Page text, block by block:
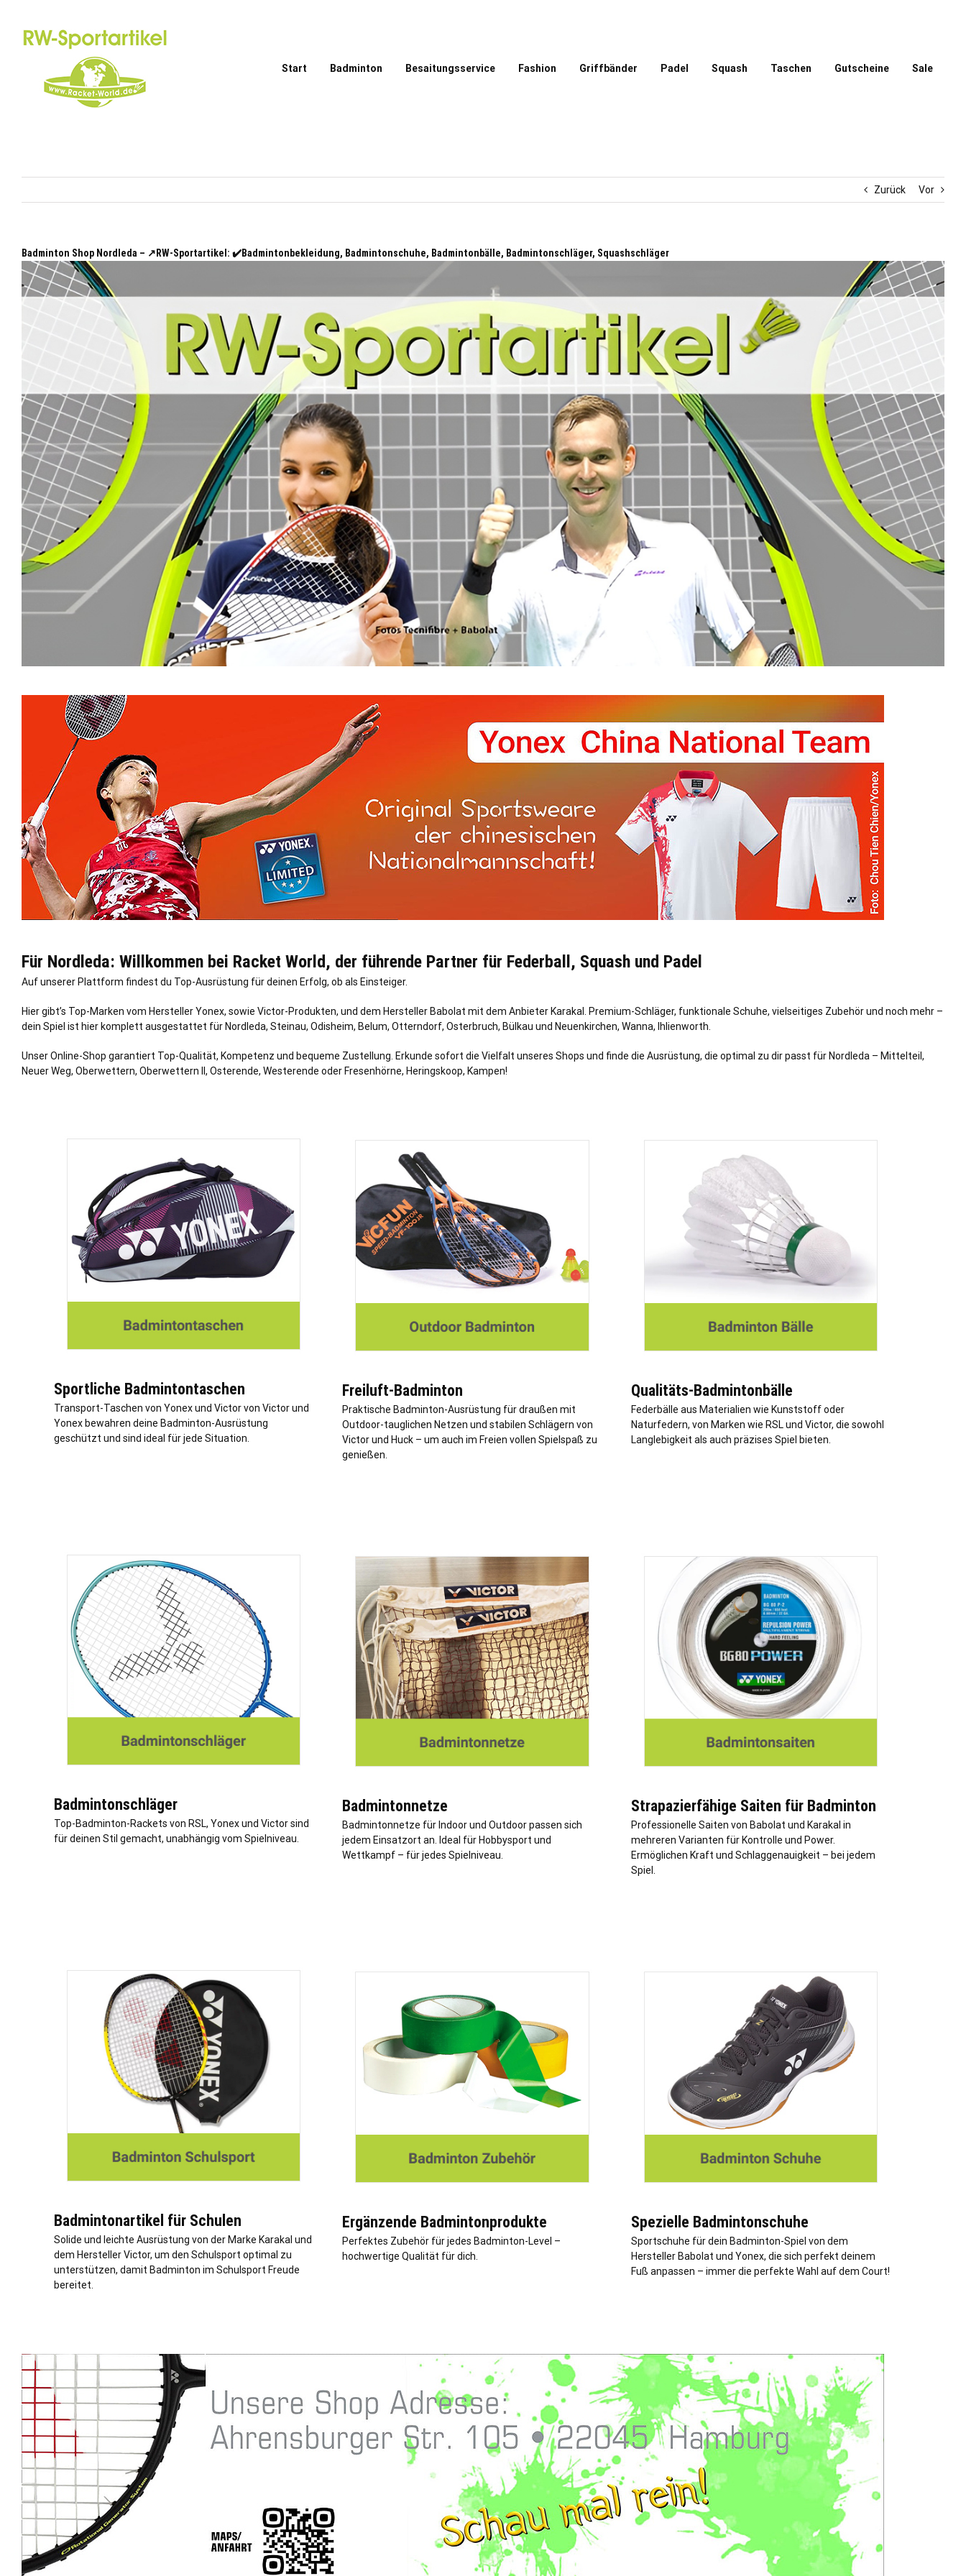
springen
Start Badminton Besaitungsservice Fashion Griffbänder Padel Squash Taschen Gutscheine Sale
Zurück Vor
Badminton Shop Nordleda – ↗️RW-Sportartikel: ✔️Badmintonbekleidung, Badmintonschuhe, Badmintonbälle, Badmintonschläger, Squashschläger
Für Nordleda: Willkommen bei Racket World, der führende Partner für Federball, Squash und Padel
Auf unserer Plattform findest du Top-Ausrüstung für deinen Erfolg, ob als Einsteiger.
Hier gibt’s Top-Marken vom Hersteller Yonex, sowie Victor-Produkten, und dem Hersteller Babolat mit dem Anbieter Karakal. Premium-Schläger, funktionale Schuhe, vielseitiges Zubehör und noch mehr –
dein Spiel ist hier komplett ausgestattet für Nordleda, Steinau, Odisheim, Belum, Otterndorf, Osterbruch, Bülkau und Neuenkirchen, Wanna, Ihlienworth
Unser Online-Shop garantiert Top-Qualität, Kompetenz und bequeme Zustellung. Erkunde sofort die Vielfalt unseres Shops und finde die Ausrüstung, die optimal zu dir passt für Nordleda – Mittelteil,
Neuer Weg, Oberwettern, Oberwettern II, Osterende, Westerende oder Fresenhörne, Heringskoop, Kampen!
Sportliche Badmintontaschen
Transport-Taschen von Yonex und Victor von Victor und
Yonex bewahren deine Badminton-Ausrüstung
geschützt und sind ideal für jede Situation.
Freiluft-Badminton
Praktische Badminton-Ausrüstung für draußen mit
Outdoor-tauglichen Netzen und stabilen Schlägern von
Victor und Huck – um auch im Freien vollen Spielspaß zu
genießen.
Qualitäts-Badmintonbälle
Federbälle aus Materialien wie Kunststoff oder
Naturfedern, von Marken wie RSL und Victor, die sowohl
Langlebigkeit als auch präzises Spiel bieten.
Badmintonschläger
Top-Badminton-Rackets von RSL, Yonex und Victor sind
für deinen Stil gemacht, unabhängig vom Spielniveau.
Badmintonnetze
Badmintonnetze für Indoor und Outdoor passen sich
jedem Einsatzort an. Ideal für Hobbysport und
Wettkampf – für jedes Spielniveau.
Strapazierfähige Saiten für Badminton
Professionelle Saiten von Babolat und Karakal in
mehreren Varianten für Kontrolle und Power.
Ermöglichen Kraft und Schlaggenauigkeit – bei jedem
Spiel.
Badmintonartikel für Schulen
Solide und leichte Ausrüstung von der Marke Karakal und
dem Hersteller Victor, um den Schulsport optimal zu
unterstützen, damit Badminton im Schulsport Freude
bereitet.
Ergänzende Badmintonprodukte
Perfektes Zubehör für jedes Badminton-Level –
hochwertige Qualität für dich.
Spezielle Badmintonschuhe
Sportschuhe für dein Badminton-Spiel von dem
Hersteller Babolat und Yonex, die sich perfekt deinem
Fuß anpassen – immer die perfekte Wahl auf dem Court!